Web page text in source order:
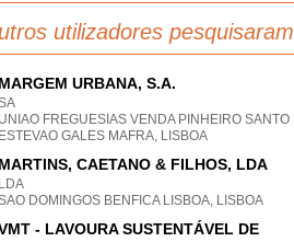
utilizadores pesquisaram
MARGEM URBANA, S.A.
UNIAO FREGUESIAS VENDA PINHEIRO SANTO
ESTEVAO GALES MAFRA, LISBOA
MARTINS, CAETANO & FILHOS, LDA
LDA
DOMINGOS BENFICA LISBOA, LISBOA
- LAVOURA SUSTENTÁVEL DE